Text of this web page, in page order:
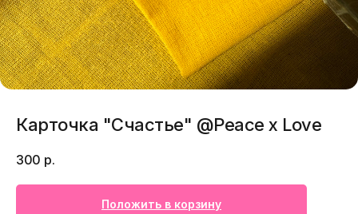
Карточка "Счастье" @Peace x Love
300 р.
Положить в корзину